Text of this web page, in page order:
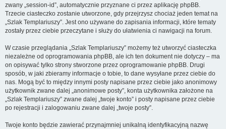
zwany „session-id”, automatycznie przyznane ci przez aplikację phpBB.
Trzecie ciasteczko zostanie utworzone, gdy przejrzysz chociaż jeden temat na
„Szlak Templariuszy”. Jest ono używane do zapisania informacji, które tematy
zostały przez ciebie przeczytane i służy do ułatwienia ci nawigacji na forum.
W czasie przeglądania „Szlak Templariuszy” możemy też utworzyć ciasteczka
niezależne od oprogramowania phpBB, ale ich ten dokument nie dotyczy – ma
on opisywać tylko strony stworzone przez oprogramowanie phpBB. Drugi
sposób, w jaki zbieramy informacje o tobie, to dane wysyłane przez ciebie do
nas. Mogą być to między innymi posty napisane przez ciebie jako anonimowy
użytkownik zwane dalej „anonimowe posty”, konta użytkownika założone na
„Szlak Templariuszy” zwane dalej „twoje konto” i posty napisane przez ciebie
po rejestracji i zalogowaniu zwane dalej „twoje posty”.
Twoje konto będzie zawierać przynajmniej unikalną identyfikacyjną nazwę